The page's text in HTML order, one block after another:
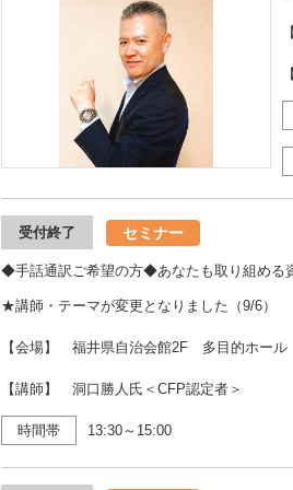
受付終了 セミナー
◆手話通訳ご希望の方◆あなたも取り組める
★講師・テーマが変更となりました（9/6）
【会場】 福井県自治会館2F 多目的ホール
【講師】 洞口勝人氏＜CFP認定者＞
時間帯 13:30～15:00